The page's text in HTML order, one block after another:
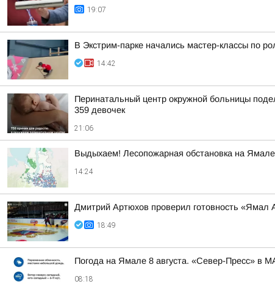
19:07
В Экстрим-парке начались мастер-классы по
14:42
Перинатальный центр окружной больницы
359 девочек
21:06
Выдыхаем! Лесопожарная обстановка на Ямале
14:24
Дмитрий Артюхов проверил готовность «Ямал
18:49
Погода на Ямале 8 августа. «Север-Пресс» в
08:18